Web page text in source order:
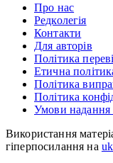
Про нас
Редколегія
Контакти
Для авторів
Політика
Етична
Політика
Політика
Умови надання
Використання
гіперпосилання на